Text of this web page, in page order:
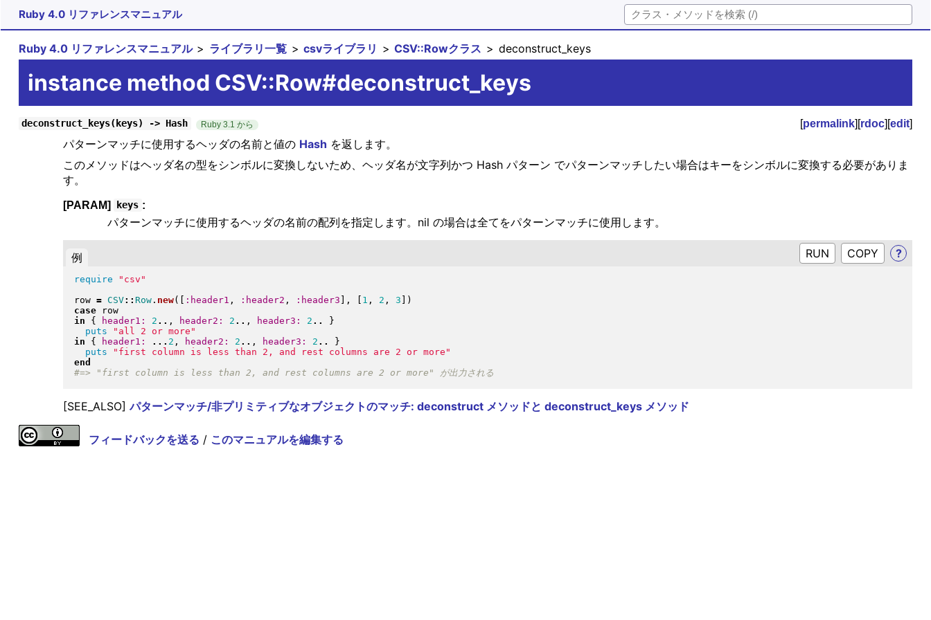
Ruby 4.0 リファレンスマニュアル
Ruby 4.0 リファレンスマニュアル ライブラリ一覧 csvライブラリ CSV::Rowクラス deconstruct_keys
instance method CSV::Row#deconstruct_keys
deconstruct_keys(keys) -> Hash Ruby 3.1 から [permalink][rdoc][edit]
パターンマッチに使用するヘッダの名前と値の Hash を返します。
このメソッドはヘッダ名の型をシンボルに変換しないため、ヘッダ名が文字列かつ Hash パターン でパターンマッチしたい場合はキーをシンボルに変換する必要がありま
す。
[PARAM] keys :
パターンマッチに使用するヘッダの名前の配列を指定します。nil の場合は全てをパターンマッチに使用します。
例 RUN ?
require " csv "
row = CSV:: Row. new( :header1 , :header2 , :header3 , 1 , 2 , 3
)
case
row
in
{ header1: 2 .. , header2: 2 .. , header3: 2 ..
}
puts
" all 2 or more "
in
{ header1: ... 2 , header2: 2 .. , header3: 2 ..
}
puts
" first column is less than 2, and rest columns are 2 or more "
end
[SEE_ALSO]パターンマッチ/非プリミティブなオブジェクトのマッチ: deconstruct メソッドと deconstruct_keys メソッド
フィードバックを送る / このマニュアルを編集する